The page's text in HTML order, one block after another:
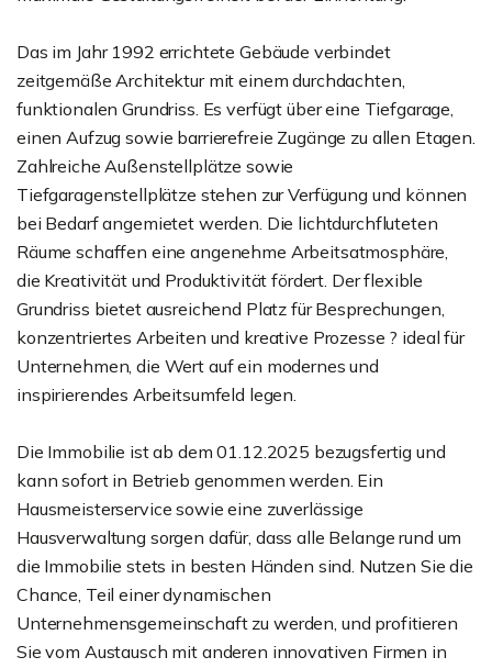
Das im Jahr 1992 errichtete Gebäude verbindet
zeitgemäße Architektur mit einem durchdachten,
funktionalen Grundriss. Es verfügt über eine Tiefgarage,
einen Aufzug sowie barrierefreie Zugänge zu allen Etagen.
Zahlreiche Außenstellplätze sowie
Tiefgaragenstellplätze stehen zur Verfügung und können
bei Bedarf angemietet werden. Die lichtdurchfluteten
Räume schaffen eine angenehme Arbeitsatmosphäre,
die Kreativität und Produktivität fördert. Der flexible
Grundriss bietet ausreichend Platz für Besprechungen,
konzentriertes Arbeiten und kreative Prozesse ? ideal für
Unternehmen, die Wert auf ein modernes und
inspirierendes Arbeitsumfeld legen.
Die Immobilie ist ab dem 01.12.2025 bezugsfertig und
kann sofort in Betrieb genommen werden. Ein
Hausmeisterservice sowie eine zuverlässige
Hausverwaltung sorgen dafür, dass alle Belange rund um
die Immobilie stets in besten Händen sind. Nutzen Sie die
Chance, Teil einer dynamischen
Unternehmensgemeinschaft zu werden, und profitieren
Sie vom Austausch mit anderen innovativen Firmen in